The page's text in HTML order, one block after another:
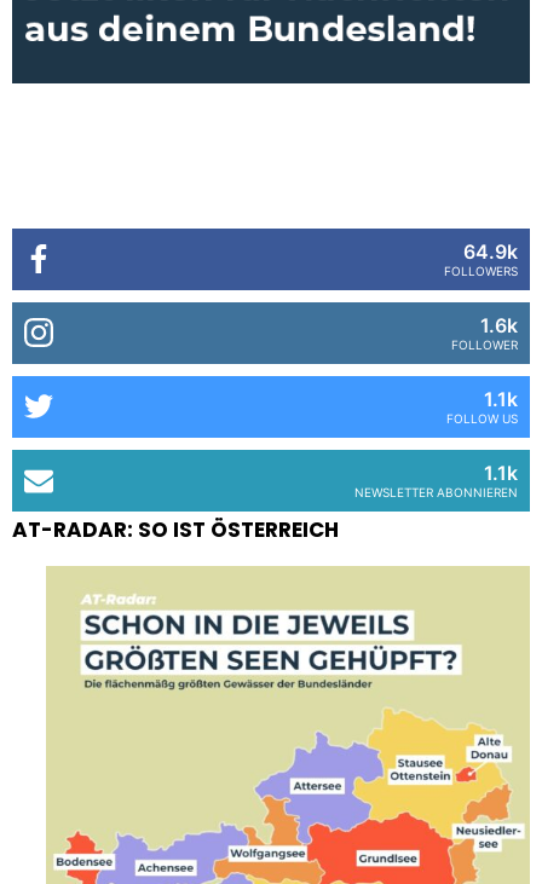
64.9k
FOLLOWERS
1.6k
FOLLOWER
1.1k
FOLLOW US
1.1k
NEWSLETTER ABONNIEREN
AT-RADAR: SO IST ÖSTERREICH